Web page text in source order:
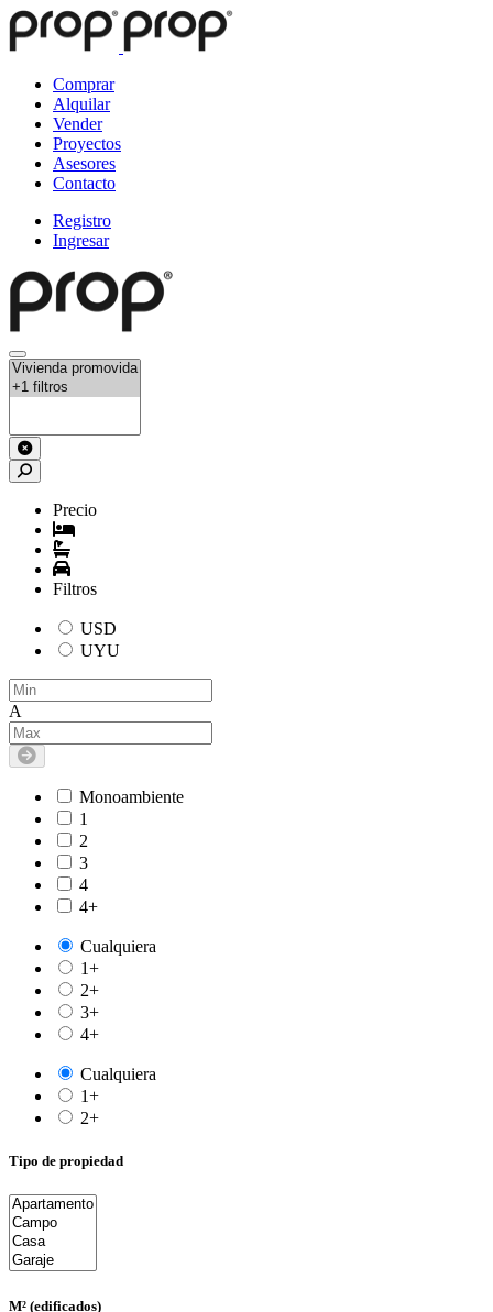
Comprar
Alquilar
Vender
Proyectos
Asesores
Contacto
Registro
Ingresar
Precio
Filtros
USD
UYU
A
Monoambiente
1
2
3
4
4+
Cualquiera
1+
2+
3+
4+
Cualquiera
1+
2+
Tipo de propiedad
M² (edificados)